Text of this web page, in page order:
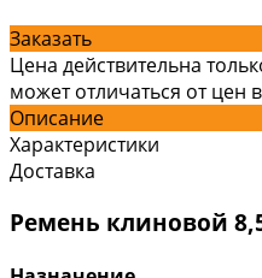
Заказать
Цена действительна
может отличаться от цен
Описание
Характеристики
Доставка
Ремень клиновой